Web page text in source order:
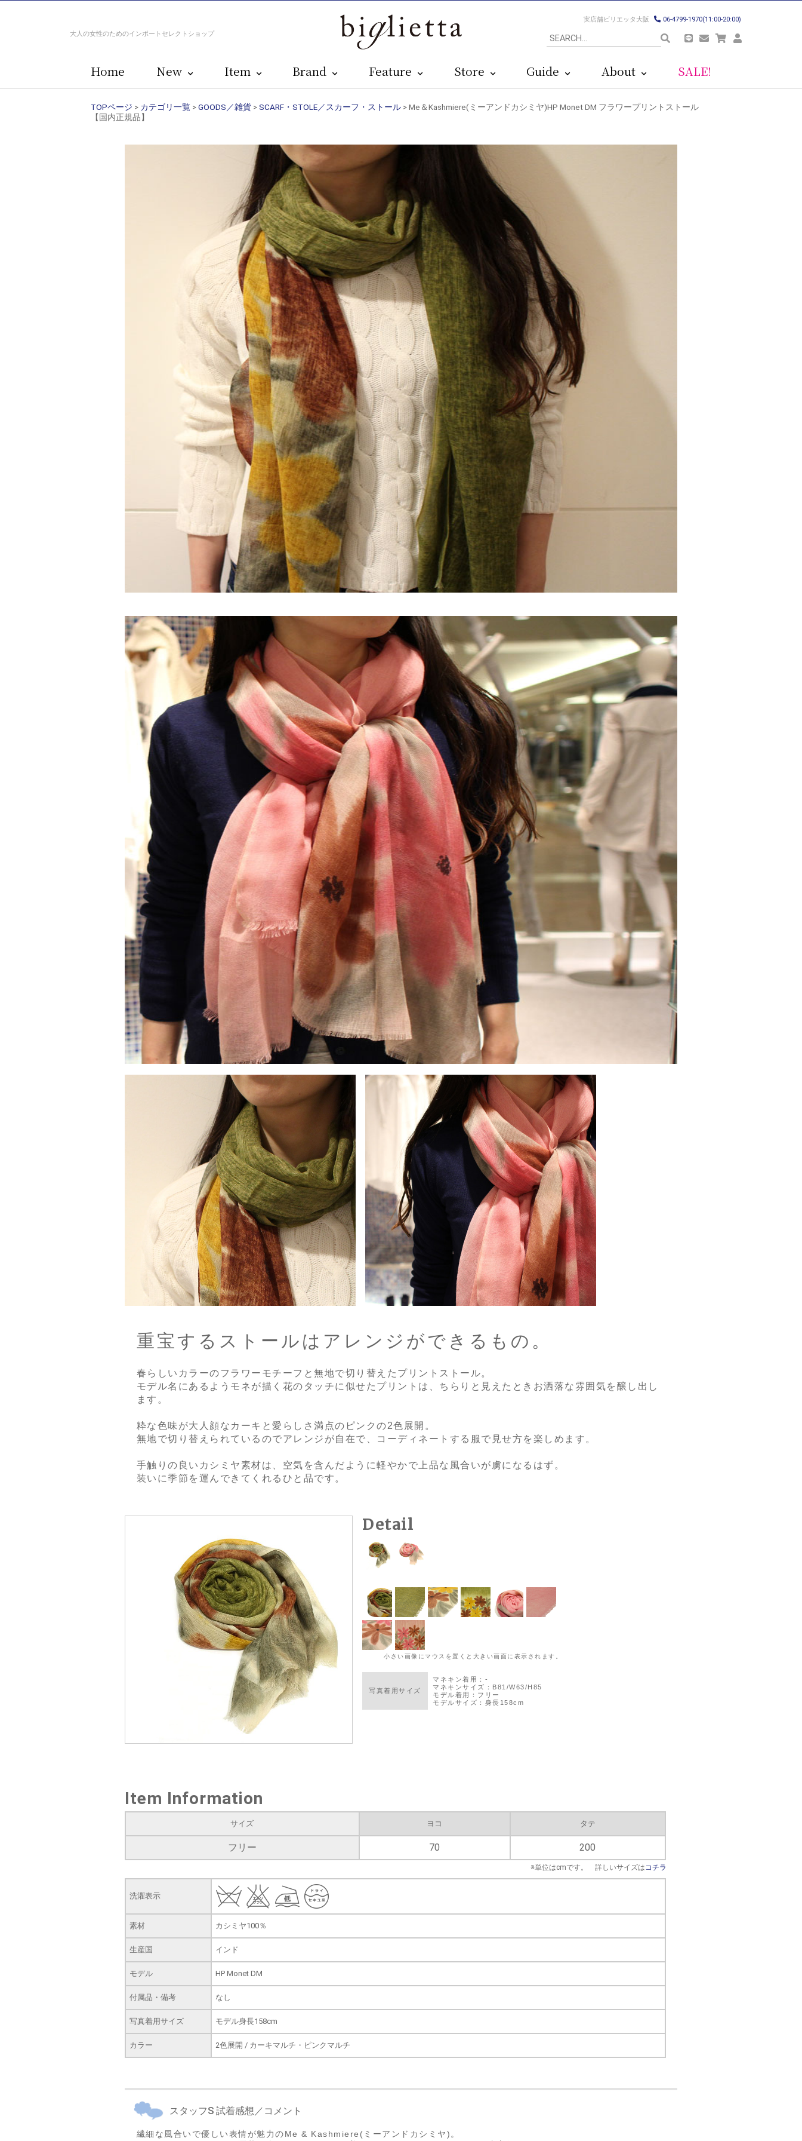
大人の女性のためのインポートセレクトショップ
実店舗ビリエッタ大阪 06-4799-1970(11:00-20:00)
Home New Item Brand Feature Store Guide About SALE!
TOPページ > カテゴリ一覧 >GOODS／雑貨 >SCARF・STOLE／スカーフ・ストール > Me＆Kashmiere(ミーアンドカシミヤ)HP Monet DM フラワープリントストール
【国内正規品】
重宝するストールはアレンジができるもの。
春らしいカラーのフラワーモチーフと無地で切り替えたプリントストール。
モデル名にあるようモネが描く花のタッチに似せたプリントは、ちらりと見えたときお洒落な雰囲気を醸し出し
ます。
粋な色味が大人顔なカーキと愛らしさ満点のピンクの2色展開。
無地で切り替えられているのでアレンジが自在で、コーディネートする服で見せ方を楽しめます。
手触りの良いカシミヤ素材は、空気を含んだように軽やかで上品な風合いが虜になるはず。
装いに季節を運んできてくれるひと品です。
Item Information
サイズ ヨコ タテ
フリー 70 200
※単位はcmです。 詳しいサイズはコチラ
洗濯表示
素材 カシミヤ100％
生産国 インド
モデル HP Monet DM
付属品・備考 なし
写真着用サイズ モデル身長158cm
カラー 2色展開 / カーキマルチ・ピンクマルチ
スタッフS 試着感想／コメント
繊細な風合いで優しい表情が魅力のMe & Kashmiere(ミーアンドカシミヤ)。